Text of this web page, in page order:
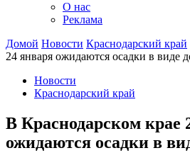
О нас
Реклама
Домой Новости Краснодарский край
24 января ожидаются осадки в виде
Новости
Краснодарский край
В Краснодарском крае
ожидаются осадки в